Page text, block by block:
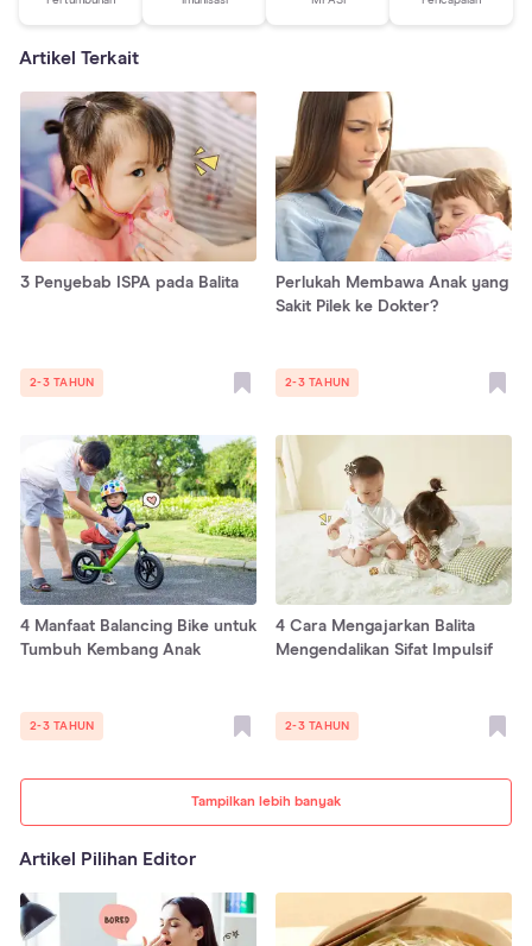
Artikel Terkait
Tampilkan lebih banyak
3 Penyebab ISPA pada Balita
2-3 TAHUN
Perlukah Membawa Anak yang
Sakit Pilek ke Dokter?
2-3 TAHUN
4 Manfaat Balancing Bike untuk
Tumbuh Kembang Anak
2-3 TAHUN
4 Cara Mengajarkan Balita
Mengendalikan Sifat Impulsif
2-3 TAHUN
Artikel Pilihan Editor